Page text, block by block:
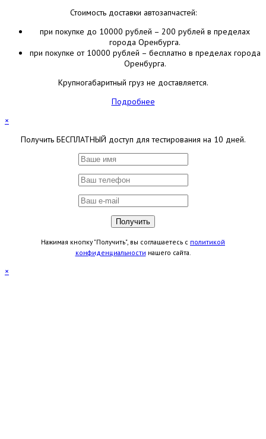
Стоимость доставки автозапчастей:
при покупке до 10000 рублей – 200 рублей в пределах
города Оренбурга.
при покупке от 10000 рублей – бесплатно в пределах города
Оренбурга.
Крупногабаритный груз не доставляется.
Подробнее
×
Получить БЕСПЛАТНЫЙ доступ для тестирования на 10 дней.
Нажимая кнопку "Получить", вы соглашаетесь с политикой
конфиденциальности нашего сайта.
×